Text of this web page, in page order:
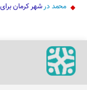
محمد درشهر کرمان